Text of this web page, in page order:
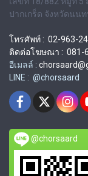
ปากเกร็ด จังหวัดนน
โทรศัพท์ : 02-963-
ติดต่อโฆษณา : 081-
อีเมลล์ :
LINE : @chorsaard
@chorsaard